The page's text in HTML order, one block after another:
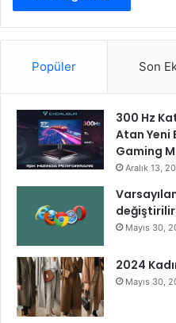
Popüler Son
300 Hz
Atan Yeni
Gaming
Aralık 13,
Mayıs 30,
2024
Mayıs 30,